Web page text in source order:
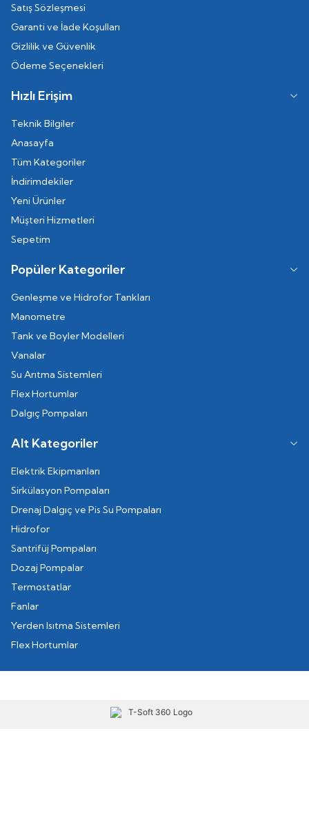
Satış Sözleşmesi
Garanti ve İade Koşulları
Gizlilik ve Güvenlik
Ödeme Seçenekleri
Hızlı Erişim
Teknik Bilgiler
Anasayfa
Tüm Kategoriler
İndirimdekiler
Yeni Ürünler
Müşteri Hizmetleri
Sepetim
Popüler Kategoriler
Genleşme ve Hidrofor Tankları
Manometre
Tank ve Boyler Modelleri
Vanalar
Su Arıtma Sistemleri
Flex Hortumlar
Dalgıç Pompaları
Alt Kategoriler
Elektrik Ekipmanları
Sirkülasyon Pompaları
Drenaj Dalgıç ve Pis Su Pompaları
Hidrofor
Santrifüj Pompaları
Dozaj Pompalar
Termostatlar
Fanlar
Yerden Isıtma Sistemleri
Flex Hortumlar